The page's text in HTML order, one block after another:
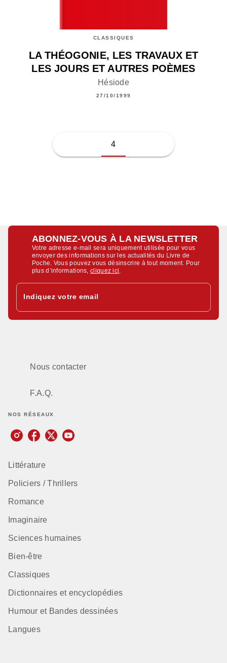
CLASSIQUES
LA THÉOGONIE, LES TRAVAUX ET
LES JOURS ET AUTRES POÈMES
Hésiode
27/10/1999
4
ABONNEZ-VOUS À LA NEWSLETTER
Votre adresse e-mail sera uniquement utilisée pour vous
envoyer des informations sur les actualités du Livre de
Poche. Vous pouvez vous désinscrire à tout moment. Pour
plus d’informations,cliquez ici
Indiquez votre email
Nous contacter
F.A.Q.
NOS RÉSEAUX
Littérature
Policiers / Thrillers
Romance
Imaginaire
Sciences humaines
Bien-être
Classiques
Dictionnaires et encyclopédies
Humour et Bandes dessinées
Langues